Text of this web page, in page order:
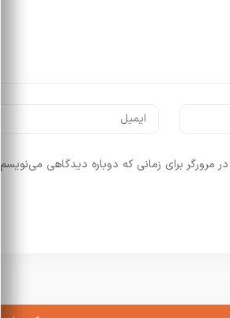
مرورگر برای زمانی که دوباره دیدگاهی می‌نویسم.